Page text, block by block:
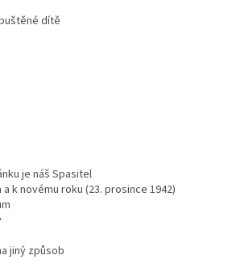
dítě
je náš Spasitel
a k novému roku (23. prosince 1942)
jiný způsob